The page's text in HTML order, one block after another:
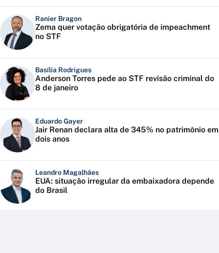
Ranier Bragon
Zema quer votação obrigatória de impeachment
no STF
Basília Rodrigues
Anderson Torres pede ao STF revisão criminal do
8 de janeiro
Eduardo Gayer
Jair Renan declara alta de 345% no patrimônio em
dois anos
Leandro Magalhães
EUA: situação irregular da embaixadora depende
do Brasil